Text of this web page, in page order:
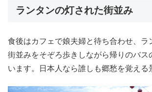
ランタンの灯された街並み
食後はカフェで娘夫婦と待ち合わせ、ラ
街並みをそぞろ歩きしながら帰りのバス
います。日本人なら誰しも郷愁を覚える